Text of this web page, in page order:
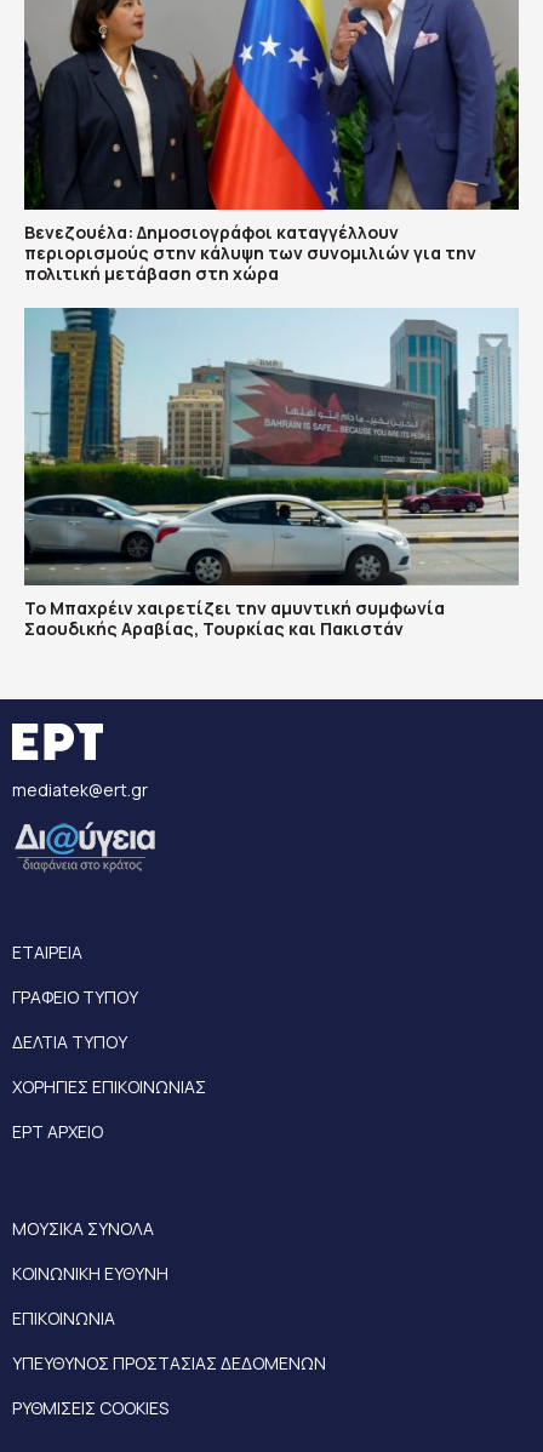
Βενεζουέλα: Δημοσιογράφοι καταγγέλλουν
περιορισμούς στην κάλυψη των συνομιλιών για την
πολιτική μετάβαση στη χώρα
Το Μπαχρέιν χαιρετίζει την αμυντική συμφωνία
Σαουδικής Αραβίας, Τουρκίας και Πακιστάν
mediatek@ert.gr
ΕΤΑΙΡΕΙΑ
ΓΡΑΦΕΙΟ ΤΥΠΟΥ
ΔΕΛΤΙΑ ΤΥΠΟΥ
ΧΟΡΗΓΙΕΣ ΕΠΙΚΟΙΝΩΝΙΑΣ
ΕΡΤ ΑΡΧΕΙΟ
ΜΟΥΣΙΚΑ ΣΥΝΟΛΑ
ΚΟΙΝΩΝΙΚΗ ΕΥΘΥΝΗ
ΕΠΙΚΟΙΝΩΝΙΑ
ΥΠΕΥΘΥΝΟΣ ΠΡΟΣΤΑΣΙΑΣ ΔΕΔΟΜΕΝΩΝ
ΡΥΘΜΙΣΕΙΣ COOKIES